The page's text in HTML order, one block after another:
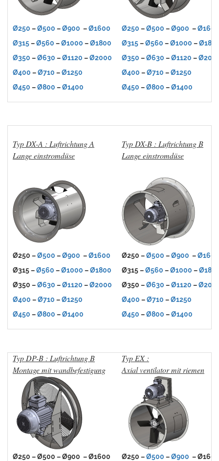
Ø250 –Ø500 –Ø900 –Ø1600 Ø250 –Ø500 –Ø900 –Ø1600
Ø315–Ø560 –Ø1000 –Ø1800 Ø315–Ø560 –Ø1000 –
Ø350 –Ø630 –Ø1120 –Ø2000 Ø350 –Ø630 –Ø1120 –
Ø400 –Ø710 –Ø1250 Ø400 –Ø710 –Ø1250
Ø450 –Ø800 –Ø1400 Ø450 –Ø800 –Ø1400
Typ DX-A : Luftrichtung A
Lange einstromdüse
Typ DX-B : Luftrichtung B
Lange einstromdüse
Ø250 –Ø500 –Ø900 –Ø1600 Ø250 –Ø500 –Ø900 –Ø1600
Ø315 –Ø560 –Ø1000 –Ø1800 Ø315 –Ø560 –Ø1000 –
Ø350 –Ø630 –Ø1120 –Ø2000 Ø350 –Ø630 –Ø1120 –
Ø400 –Ø710 –Ø1250 Ø400 –Ø710 –Ø1250
Ø450 –Ø800 –Ø1400 Ø450 –Ø800 –Ø1400
Typ DP-B : Luftrichtung B
Montage mit wandbefestigung
Typ EX :
Axial ventilator mit riemen
Ø250 – Ø500 – Ø900 – Ø1600 Ø250 –Ø500 –Ø900 – Ø1600